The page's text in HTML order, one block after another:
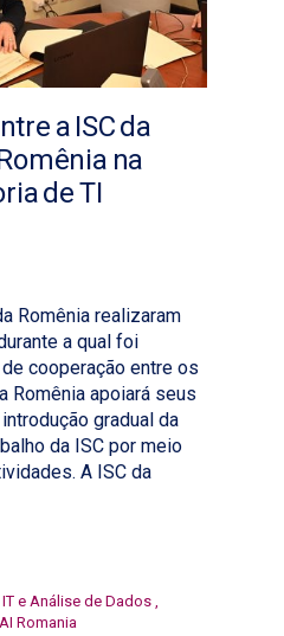
a ISC da
na
de TI
Romênia realizaram
a qual foi
cooperação entre os
Romênia apoiará seus
gradual da
da ISC por meio
A ISC da
IT e Análise de Dados ,
Romania